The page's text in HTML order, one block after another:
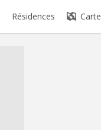
Résidences Carte